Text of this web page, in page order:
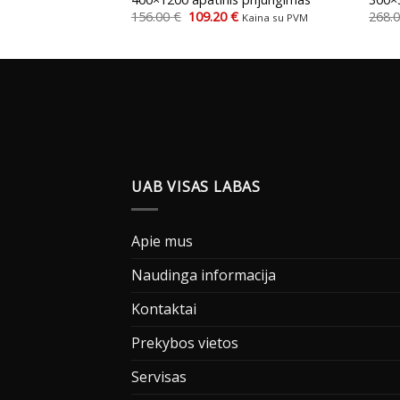
156.00€ Original
109.20€Current
Kaina su PVM
UAB VISAS LABAS
Apie mus
Naudinga informacija
Kontaktai
Prekybos vietos
Servisas